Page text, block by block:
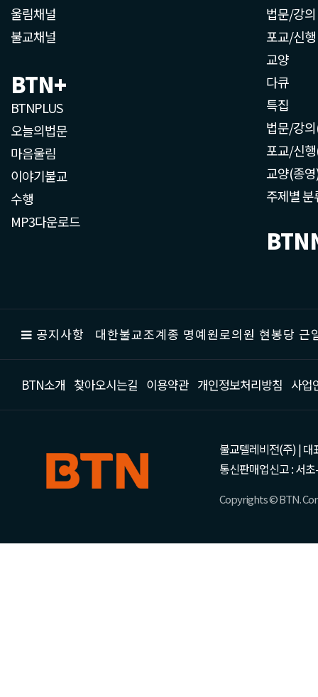
울림채널
불교채널
BTN+
BTNPLUS
오늘의법문
마음울림
이야기불교
수행
MP3다운로드
법문/강의
포교/신행
교양
다큐
특집
법문/강
포교/신
교양(종
주제별 분
공지사항 대한불교조계종 명예원로의원 현봉당
BTN소개 찾아오시는길 이용약관 개인정보처리방침 사업
불교텔레비전(주) | 대
통신판매업신고 : 서
Copyrights © BTN.